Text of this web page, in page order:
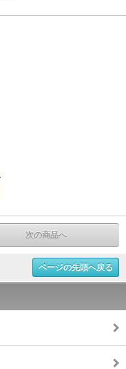
次の商品へ
ページの先頭へ戻る